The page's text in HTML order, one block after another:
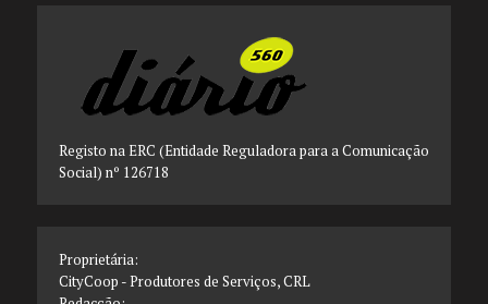
Registo na ERC (Entidade Reguladora para a Comunicação
Social) nº 126718
Proprietária:
CityCoop - Produtores de Serviços, CRL